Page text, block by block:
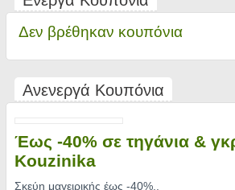
Δεν βρέθηκαν κουπόνια
Ανενεργά Κουπόνια
Έως -40% σε τηγάνια &
Kouzinika
Σκεύη μαγειρικής έως -40%..